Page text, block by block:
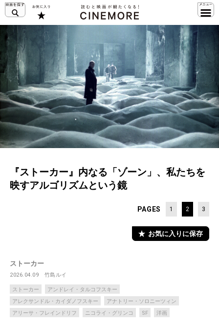
『ストーカー』内なる「ゾーン」、私たちを
映すアルゴリズムという鏡
PAGES 1 2 3
お気に入りに保存
ストーカー
2026.04.09 竹島ルイ
ストーカー
アンドレイ・タルコフスキー
アレクサンドル・カイダノフスキー
アナトリー・ソロニーツィン
アリーサ・フレインドリフ
ニコライ・グリンコ SF 洋画